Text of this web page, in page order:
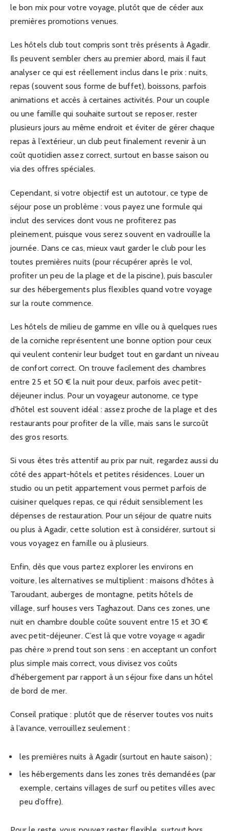
le bon mix pour votre voyage, plutôt que de céder aux
premières promotions venues.
Les hôtels club tout compris sont très présents à Agadir.
Ils peuvent sembler chers au premier abord, mais il faut
analyser ce qui est réellement inclus dans le prix : nuits,
repas (souvent sous forme de buffet), boissons, parfois
animations et accès à certaines activités. Pour un couple
ou une famille qui souhaite surtout se reposer, rester
plusieurs jours au même endroit et éviter de gérer chaque
repas à l’extérieur, un club peut finalement revenir à un
coût quotidien assez correct, surtout en basse saison ou
via des offres spéciales.
Cependant, si votre objectif est un autotour, ce type de
séjour pose un problème : vous payez une formule qui
inclut des services dont vous ne profiterez pas
pleinement, puisque vous serez souvent en vadrouille la
journée. Dans ce cas, mieux vaut garder le club pour les
toutes premières nuits (pour récupérer après le vol,
profiter un peu de la plage et de la piscine), puis basculer
sur des hébergements plus flexibles quand votre voyage
sur la route commence.
Les hôtels de milieu de gamme en ville ou à quelques rues
de la corniche représentent une bonne option pour ceux
qui veulent contenir leur budget tout en gardant un niveau
de confort correct. On trouve facilement des chambres
entre 25 et 50 € la nuit pour deux, parfois avec petit-
déjeuner inclus. Pour un voyageur autonome, ce type
d’hôtel est souvent idéal : assez proche de la plage et des
restaurants pour profiter de la ville, mais sans le surcoût
des gros resorts.
Si vous êtes très attentif au prix par nuit, regardez aussi du
côté des appart-hôtels et petites résidences. Louer un
studio ou un petit appartement vous permet parfois de
cuisiner quelques repas, ce qui réduit sensiblement les
dépenses de restauration. Pour un séjour de quatre nuits
ou plus à Agadir, cette solution est à considérer, surtout si
vous voyagez en famille ou à plusieurs.
Enfin, dès que vous partez explorer les environs en
voiture, les alternatives se multiplient : maisons d’hôtes à
Taroudant, auberges de montagne, petits hôtels de
village, surf houses vers Taghazout. Dans ces zones, une
nuit en chambre double coûte souvent entre 15 et 30 €
avec petit-déjeuner. C’est là que votre voyage « agadir
pas chère » prend tout son sens : en acceptant un confort
plus simple mais correct, vous divisez vos coûts
d’hébergement par rapport à un séjour fixe dans un hôtel
de bord de mer.
Conseil pratique : plutôt que de réserver toutes vos nuits
à l’avance, verrouillez seulement :
les premières nuits à Agadir (surtout en haute saison) ;
les hébergements dans les zones très demandées (par
exemple, certains villages de surf ou petites villes avec
peu d’offre).